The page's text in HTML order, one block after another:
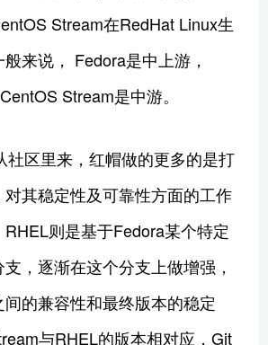
Stream在RedHat Linux生
来说， Fedora是中上游，
Stream是中游。
社区里来，红帽做的更多的是打
其稳定性及可靠性方面的工作
则是基于Fedora某个特定
，逐渐在这个分支上做增强，
的兼容性和最终版本的稳定
与RHEL的版本相对应，Git